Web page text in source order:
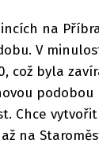
na
V
což byla
podobou
Chce
na